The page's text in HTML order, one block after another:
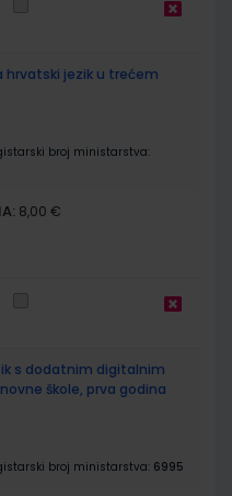
hrvatski jezik u trećem
broj ministarstva:
8,00 €
s dodatnim digitalnim
škole, prva godina
broj ministarstva: 6995